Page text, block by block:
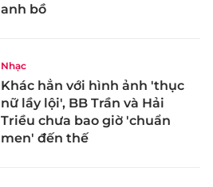
anh bồ
Nhạc
Khác hẳn với hình ảnh 'thục
nữ lầy lội', BB Trần và Hải
Triều chưa bao giờ 'chuẩn
men' đến thế